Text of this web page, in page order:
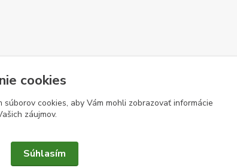
cookies
súborov cookies, aby Vám mohli zobrazovať informácie
záujmov.
Súhlasím